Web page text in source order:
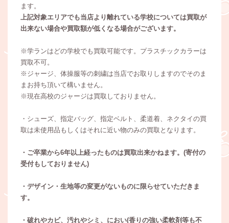
ます。
上記対象エリアでも当店より離れている学校については買取が
出来ない場合や買取額が低くなる場合がございます。
※学ランはどの学校でも買取可能です。プラスチックカラーは
買取不可。
※ジャージ、体操服等の刺繍は当店でお取りしますのでそのま
まお持ち頂いて構いません。
※現在高校のジャージは買取しておりません。
・シューズ、指定バッグ、指定ベルト、柔道着、ネクタイの買
取は未使用品もしくはそれに近い物のみの買取となります。
・ご卒業から6年以上経ったものは買取出来かねます。(寄付の
受付もしておりません)
・デザイン・生地等の変更がないものに限らせていただきま
す。
・破れやカビ、汚れやシミ、におい(香りの強い柔軟剤等も不